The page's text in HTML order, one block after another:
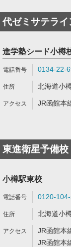
代ゼミサテラ
進学塾シード小樽
0134-22-
北海道小
JR函館本
東進衛星予備校
小樽駅東校
0120-104-
北海道小
JR函館本
JR函館本